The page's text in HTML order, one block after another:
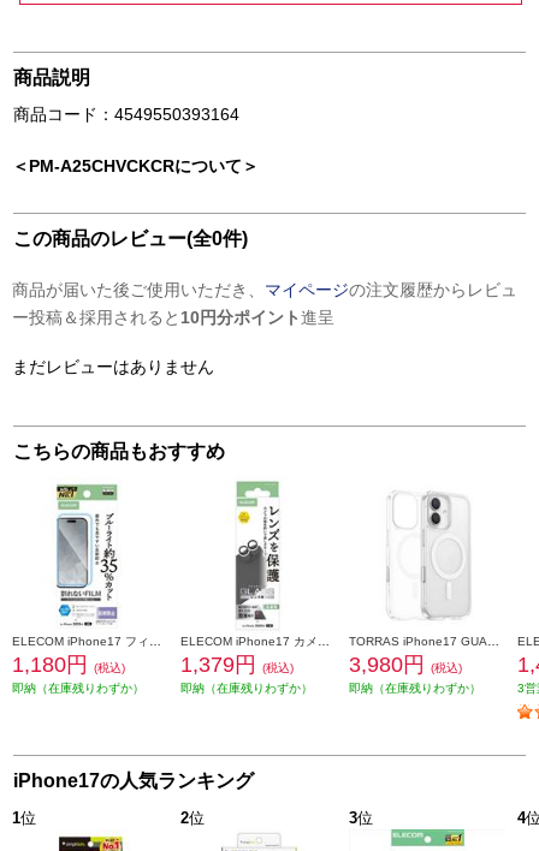
商品説明
商品コード：4549550393164
＜PM-A25CHVCKCRについて＞
この商品のレビュー(全0件)
商品が届いた後ご使用いただき、 マイページの注文履歴からレビュ
ー投稿＆採用されると 10円分ポイント進呈
まだレビューはありません
こちらの商品もおすすめ
1,180円
(税込)
即納（在庫残りわずか）
1,379円
(税込)
即納（在庫残りわずか）
3,980円
(税込)
即納（在庫残りわずか）
3営
iPhone17の人気ランキング
1位 2位 3位 4